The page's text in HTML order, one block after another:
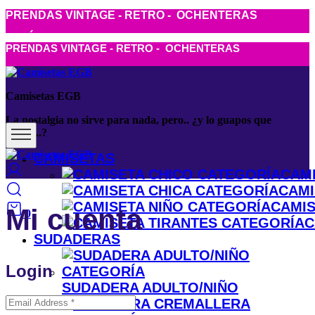
PRENDAS VINTAGE - RETRO - OCHENTERAS
PRENDAS VINTAGE - RETRO - OCHENTERAS
Camisetas EGB
La nostalgia no sirve para nada, pero.. ¿y lo guapos que
vamos..?
CAMISETAS
SUDADERAS
SUDADERA ADULTO/NIÑO
0
Mi cuenta
Login